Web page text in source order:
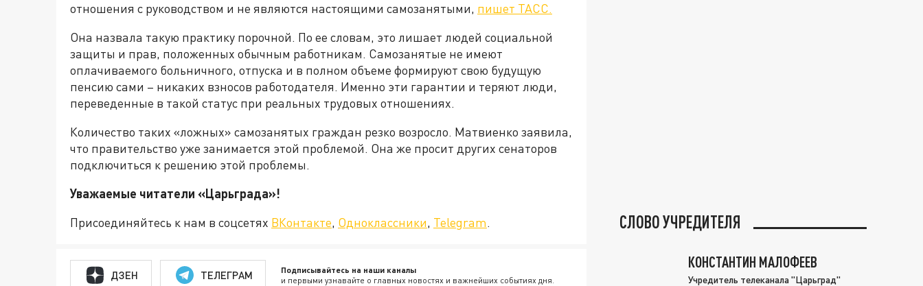
отношения с руководством и не являются настоящими самозанятыми, пишет ТАСС.
Она назвала такую практику порочной. По ее словам, это лишает людей социальной
защиты и прав, положенных обычным работникам. Самозанятые не имеют
оплачиваемого больничного, отпуска и в полном объеме формируют свою будущую
пенсию сами – никаких взносов работодателя. Именно эти гарантии и теряют люди,
переведенные в такой статус при реальных трудовых отношениях.
Количество таких «ложных» самозанятых граждан резко возросло. Матвиенко заявила,
что правительство уже занимается этой проблемой. Она же просит других сенаторов
подключиться к решению этой проблемы.
Уважаемые читатели «Царьграда»!
Присоединяйтесь к нам в соцсетях ВКонтакте, Одноклассники, Telegram.
ДЗЕН ТЕЛЕГРАМ Подписывайтесь на наши каналы
и первыми узнавайте о главных новостях и важнейших событиях дня.
СЛОВО УЧРЕДИТЕЛЯ
КОНСТАНТИН МАЛОФЕЕВ
Учредитель телеканала "Царьград"